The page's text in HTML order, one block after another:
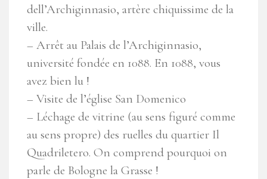
dell’Archiginnasio, artère chiquissime de la
ville.
– Arrêt au Palais de l’Archiginnasio,
université fondée en 1088. En 1088, vous
avez bien lu !
– Visite de l’église San Domenico
– Léchage de vitrine (au sens figuré comme
au sens propre) des ruelles du quartier Il
Quadriletero. On comprend pourquoi on
parle de Bologne la Grasse !